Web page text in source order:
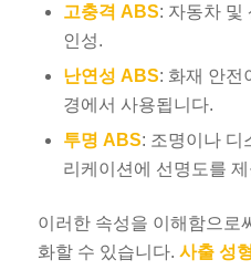
고충격 ABS: 자동차 및
인성.
난연성 ABS: 화재 안전
경에서 사용됩니다.
투명 ABS: 조명이나 디
리케이션에 선명도를
이러한 속성을 이해함으로
화할 수 있습니다. 사출 성